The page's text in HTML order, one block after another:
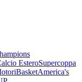
EsteroSupercoppa
BasketAmerica's